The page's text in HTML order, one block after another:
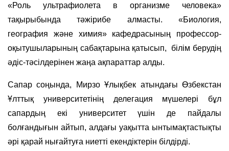
«Роль ультрафиолета в организме человека»
тақырыбында тәжірибе алмасты. «Биология,
география және химия» кафедрасының профессор-
оқытушыларының сабақтарына қатысып, білім берудің
әдіс-тәсілдерінен жаңа ақпараттар алды.
Сапар соңында, Мирзо Ұлықбек атындағы Өзбекстан
Ұлттық университетінің делегация мүшелері бұл
сапардың екі университет үшін де пайдалы
болғандығын айтып, алдағы уақытта ынтымақтастықты
әрі қарай нығайтуға ниетті екендіктерін білдірді.